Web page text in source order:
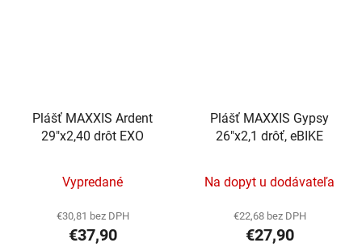
Plášť MAXXIS Ardent
29"x2,40 drôt EXO
Vypredané
€30,81 bez DPH
€37,90
Plášť MAXXIS Gypsy
26"x2,1 drôť, eBIKE
Na dopyt u dodávateľa
€22,68 bez DPH
€27,90